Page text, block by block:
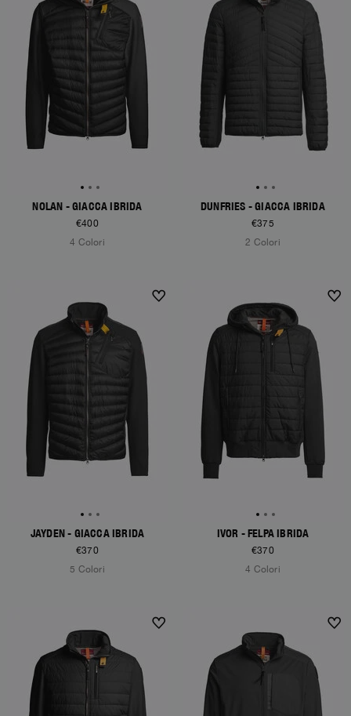
NOLAN - GIACCA IBRIDA
€400
4 Colori
DUNFRIES - GIACCA IBRIDA
€375
2 Colori
JAYDEN - GIACCA IBRIDA
€370
5 Colori
IVOR - FELPA IBRIDA
€370
4 Colori